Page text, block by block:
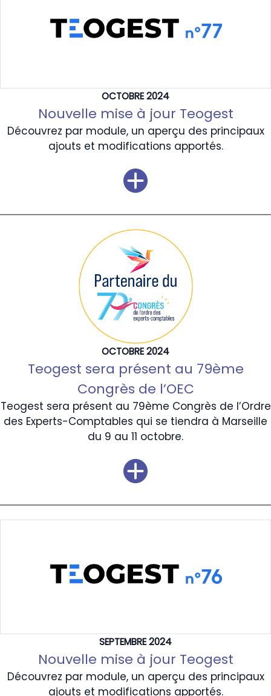
OCTOBRE 2024
Nouvelle mise à jour Teogest
Découvrez par module, un aperçu des principaux
ajouts et modifications apportés.
OCTOBRE 2024
Teogest sera présent au 79ème
Congrès de l’OEC
Teogest sera présent au 79ème Congrès de l’Ordre
des Experts-Comptables qui se tiendra à Marseille
du 9 au 11 octobre.
SEPTEMBRE 2024
Nouvelle mise à jour Teogest
Découvrez par module, un aperçu des principaux
ajouts et modifications apportés.